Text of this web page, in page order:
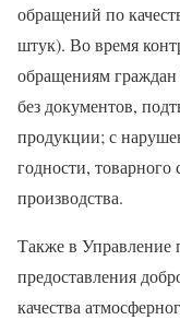
обращений по
штук). Во время
обращениям
без документов,
продукции; с
годности, товарного
производства.
Также в Управление
предоставления
качества